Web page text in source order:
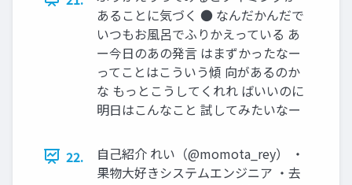
あることに気づく ● なんだかんだで
いつもお風呂でふりかえっている あ
ー今日のあの発言 はまずかったなー
ってことはこういう傾 向があるのか
な もっとこうしてくれれ ばいいのに
明日はこんなこと 試してみたいなー
22.
自己紹介 れい（@momota_rey） ・
果物大好きシステムエンジニア ・去